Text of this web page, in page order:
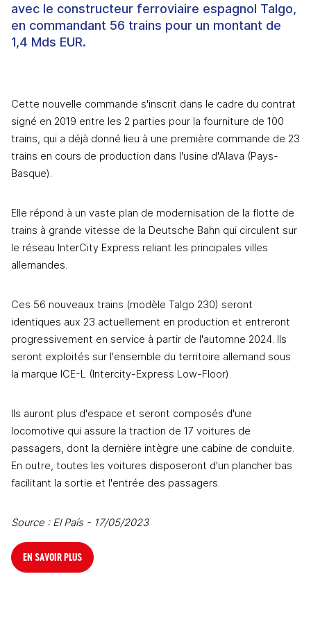
avec le constructeur ferroviaire espagnol Talgo,
en commandant 56 trains pour un montant de
1,4 Mds EUR.
Cette nouvelle commande s'inscrit dans le cadre du contrat
signé en 2019 entre les 2 parties pour la fourniture de 100
trains, qui a déjà donné lieu à une première commande de 23
trains en cours de production dans l'usine d'Alava (Pays-
Basque).
Elle répond à un vaste plan de modernisation de la flotte de
trains à grande vitesse de la Deutsche Bahn qui circulent sur
le réseau InterCity Express reliant les principales villes
allemandes.
Ces 56 nouveaux trains (modèle Talgo 230) seront
identiques aux 23 actuellement en production et entreront
progressivement en service à partir de l'automne 2024. Ils
seront exploités sur l'ensemble du territoire allemand sous
la marque ICE-L (Intercity-Express Low-Floor).
Ils auront plus d'espace et seront composés d'une
locomotive qui assure la traction de 17 voitures de
passagers, dont la dernière intègre une cabine de conduite.
En outre, toutes les voitures disposeront d'un plancher bas
facilitant la sortie et l'entrée des passagers.
Source : El País - 17/05/2023
EN SAVOIR PLUS